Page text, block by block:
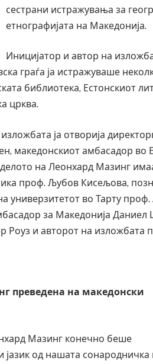
сестрани истражувања за
етнографијата на Македонија.
Иницијатор и автор на
граѓа ја истражуваше
библиотека, Естонскиот
црква.
ја отворија
македонскиот амбасадор во
на Леонхард Мазинг
проф. Љубов Кисељова,
универзитетот во Тарту
за Македонија
Роуз и авторот на изложбата
преведена на македонски
Мазинг конечно беше
од нашата сонародничка